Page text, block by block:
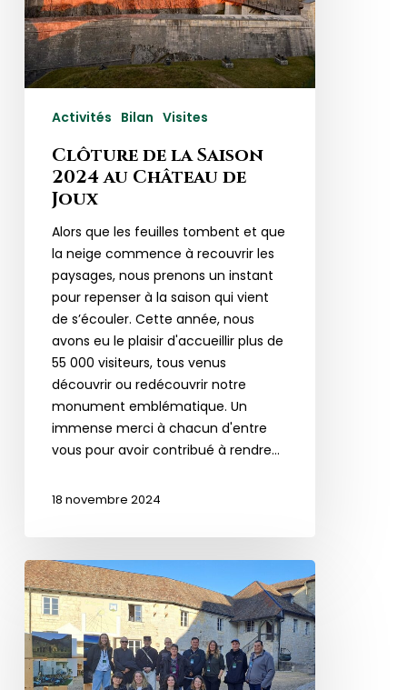
Château
de
Joux
Activités Bilan Visites
Clôture de la Saison
2024 au Château de
Joux
Alors que les feuilles tombent et que
la neige commence à recouvrir les
paysages, nous prenons un instant
pour repenser à la saison qui vient
de s’écouler. Cette année, nous
avons eu le plaisir d'accueillir plus de
55 000 visiteurs, tous venus
découvrir ou redécouvrir notre
monument emblématique. Un
immense merci à chacun d'entre
vous pour avoir contribué à rendre…
18 novembre 2024
Journées
Européennes
du
Patrimoine
2024